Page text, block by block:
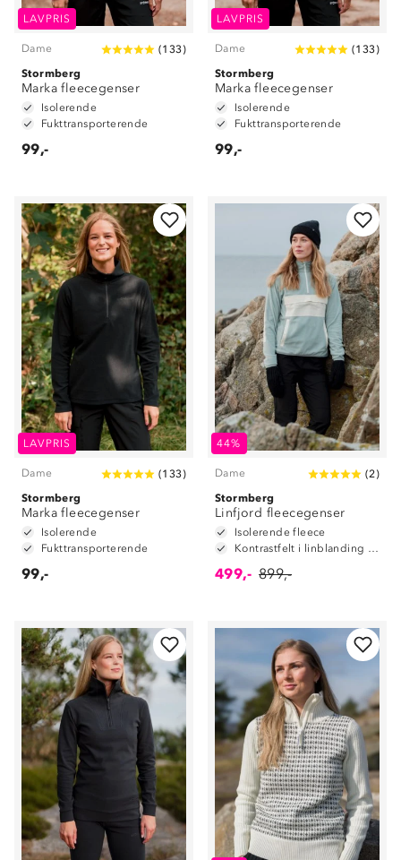
LAVPRIS
Dame (133)
Stormberg
Marka fleecegenser
Isolerende
Fukttransporterende
99,-
LAVPRIS
Dame (133)
Stormberg
Marka fleecegenser
Isolerende
Fukttransporterende
99,-
LAVPRIS
Dame (133)
Stormberg
Marka fleecegenser
Isolerende
Fukttransporterende
99,-
44%
Dame (2)
Stormberg
Linfjord fleecegenser
Isolerende fleece
Kontrastfelt i linblanding på albuene
499,- 899,-